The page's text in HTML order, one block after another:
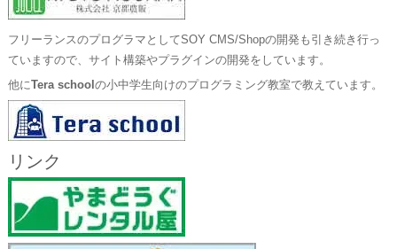
フリーランスのプログラマとしてSOY CMS/Shopの開発も引き続き行っ
ていますので、サイト構築やプラグインの開発をしています。
他にTera school の小中学生向けのプログラミング教室で教えています。
リンク